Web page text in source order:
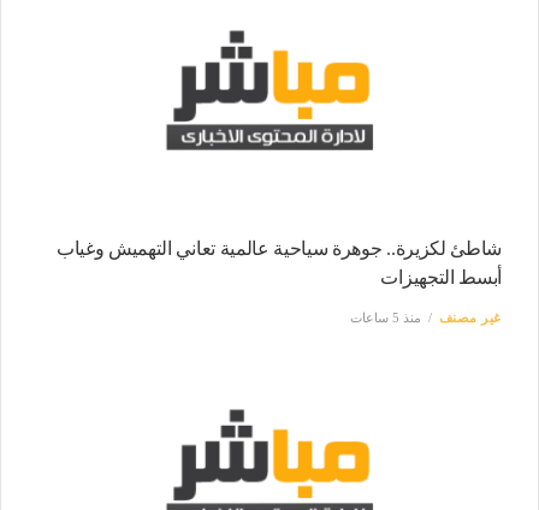
شاطئ لكزيرة.. جوهرة سياحية عالمية تعاني التهميش وغياب
أبسط التجهيزات
غير مصنف منذ 5 ساعات